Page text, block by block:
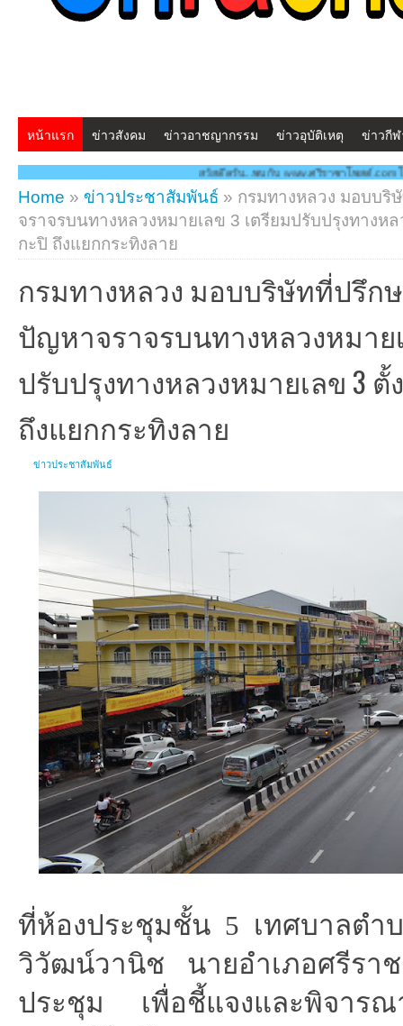
หน้าแรก ข่าวสังคม ข่าวอาชญากรรม ข่าวอุบัติเหตุ ข่าวกี
สวัสดีครับ...พบกับ www.ศรีราชาโพสต์.com โฉมใหม่!! "สร้างสรรค์ ดูแลกัน ทั
Home » ข่าวประชาสัมพันธ์ » กรมทางหลวง มอบบริ
จราจรบนทางหลวงหมายเลข 3 เตรียมปรับปรุงทางห
กะปิ ถึงแยกกระทิงลาย
กรมทางหลวง มอบบริษัทที่ปรึก
ปัญหาจราจรบนทางหลวงหมาย
ปรับปรุงทางหลวงหมายเลข 3
ถึงแยกกระทิงลาย
ข่าวประชาสัมพันธ์
ที่ห้องประชุมชั้น 5 เทศบาลต
วิวัฒน์วานิช นายอำเภอศรีรา
ประชุม เพื่อชี้แจงและพิจารณ